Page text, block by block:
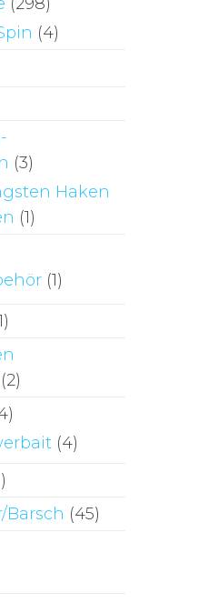
(4)
(3)
Haken
(1)
(1)
(2)
(4)
Barsch (45)